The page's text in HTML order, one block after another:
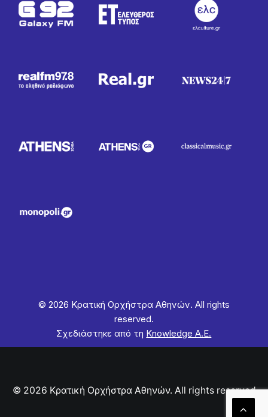
© 2026 Κρατική Ορχήστρα Αθηνών. All rights
reserved.
Σχεδιάστηκε από τη Knowledge Α.Ε.
© 2026 Κρατική Ορχήστρα Αθηνών. All rights reserved